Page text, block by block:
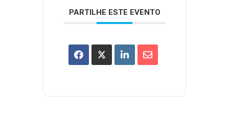
PARTILHE ESTE EVENTO